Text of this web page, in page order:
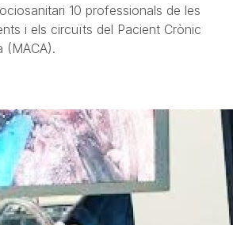
10 professionals de les
i els circuïts del Pacient Crònic
(MACA).